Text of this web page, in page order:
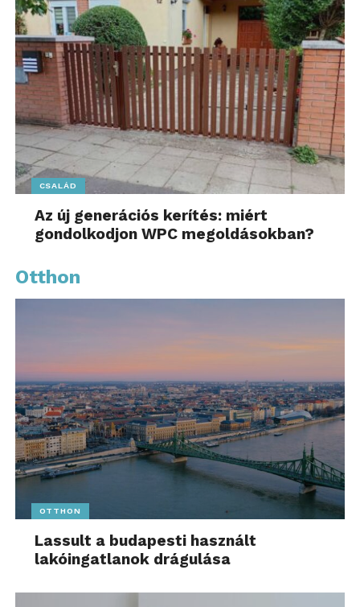
CSALÁD
Az új generációs kerítés: miért
gondolkodjon WPC megoldásokban?
Otthon
OTTHON
Lassult a budapesti használt
lakóingatlanok drágulása